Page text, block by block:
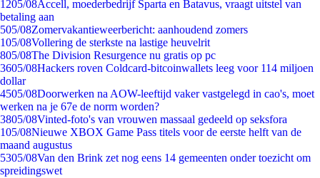
1205/08Accell, moederbedrijf Sparta en Batavus, vraagt uitstel van
betaling aan
505/08Zomervakantieweerbericht: aanhoudend zomers
105/08Vollering de sterkste na lastige heuvelrit
805/08The Division Resurgence nu gratis op pc
3605/08Hackers roven Coldcard-bitcoinwallets leeg voor 114 miljoen
dollar
4505/08Doorwerken na AOW-leeftijd vaker vastgelegd in cao's, moet
werken na je 67e de norm worden?
3805/08Vinted-foto's van vrouwen massaal gedeeld op seksfora
105/08Nieuwe XBOX Game Pass titels voor de eerste helft van de
maand augustus
5305/08Van den Brink zet nog eens 14 gemeenten onder toezicht om
spreidingswet